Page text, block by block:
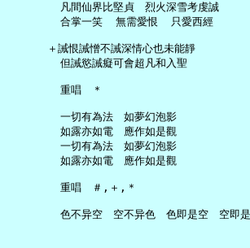
     凡間仙界比堅貞　烈火深雪考虔誠
     合掌一笑  無需愛恨  只愛西經
   ＋誡恨誡憎不誡深情心也未能靜
     但誡慾誡癡可會超凡和入聖
     重唱　＊
     一切有為法　如夢幻泡影
     如露亦如電　應作如是觀
     一切有為法　如夢幻泡影
     如露亦如電　應作如是觀
     重唱　＃,＋,＊